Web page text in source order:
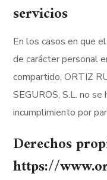
servicios
En los casos en que
de carácter personal
compartido, ORTIZ
SEGUROS, S.L. no
incumplimiento por
Derechos
https://